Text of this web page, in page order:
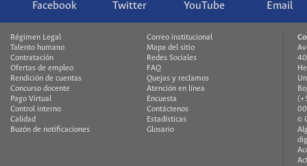
Facebook Twitter YouTube Email
Régimen Legal
Talento humano
Contratación
Ofertas de empleo
Rendición de cuentas
Concurso docente
Pago Virtual
Control interno
Calidad
Buzón de notificaciones
Correo institucional
Mapa del sitio
Redes Sociales
FAQ
Quejas y reclamos
Atención en línea
Encuesta
Contáctenos
Estadísticas
Glosario
©